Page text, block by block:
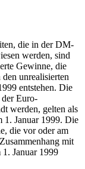
die in derDM-
werden, sind
Gewinne, die
unrealisierten
entstehen. Die
Euro-
werden, gelten als
1. Januar 1999. Die
die vor oder am
mit
1. Januar 1999